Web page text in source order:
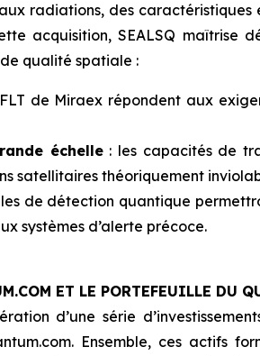
radiations, des
acquisition, SEALSQ maîtrise
qualité spatiale :
de Miraex répondent aux
échelle: les capacités de
satellitaires théoriquement
de détection quantique
systèmes d’alerte précoce.
ET LE PORTEFEUILLE DU
d’une série
Ensemble, ces actifs